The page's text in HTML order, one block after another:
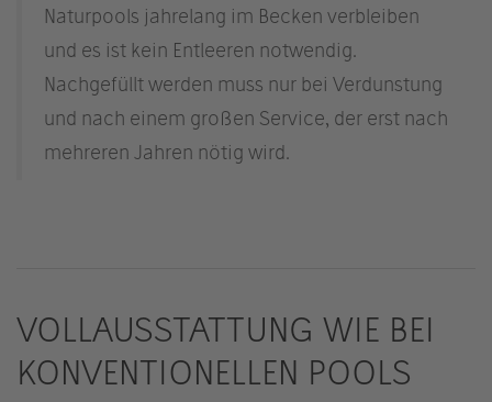
Naturpools jahrelang im Becken verbleiben
und es ist kein Entleeren notwendig.
Nachgefüllt werden muss nur bei Verdunstung
und nach einem großen Service, der erst nach
mehreren Jahren nötig wird.
VOLLAUSSTATTUNG WIE BEI
KONVENTIONELLEN POOLS